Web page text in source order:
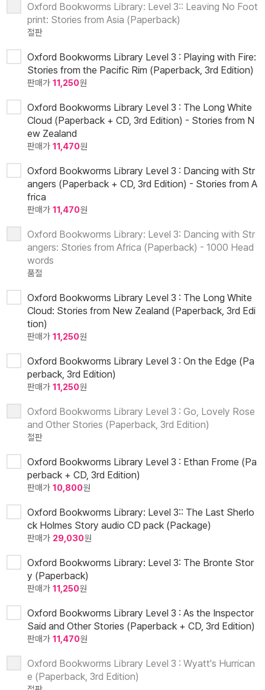
Oxford Bookworms Library: Level 3:: Leaving No Foot
print: Stories from Asia (Paperback)
절판
Oxford Bookworms Library Level 3 : Playing with Fire:
Stories from the Pacific Rim (Paperback, 3rd Edition)
판매가 11,250원
Oxford Bookworms Library Level 3 : The Long White
Cloud (Paperback + CD, 3rd Edition) - Stories from N
ew Zealand
판매가 11,470원
Oxford Bookworms Library Level 3 : Dancing with Str
angers (Paperback + CD, 3rd Edition) - Stories from A
frica
판매가 11,470원
Oxford Bookworms Library: Level 3: Dancing with Str
angers: Stories from Africa (Paperback) - 1000 Head
words
품절
Oxford Bookworms Library Level 3 : The Long White
Cloud: Stories from New Zealand (Paperback, 3rd Edi
tion)
판매가 11,250원
Oxford Bookworms Library Level 3 : On the Edge (Pa
perback, 3rd Edition)
판매가 11,250원
Oxford Bookworms Library Level 3 : Go, Lovely Rose
and Other Stories (Paperback, 3rd Edition)
절판
Oxford Bookworms Library Level 3 : Ethan Frome (Pa
perback + CD, 3rd Edition)
판매가 10,800원
Oxford Bookworms Library: Level 3:: The Last Sherlo
ck Holmes Story audio CD pack (Package)
판매가 29,030원
Oxford Bookworms Library: Level 3: The Bronte Stor
y (Paperback)
판매가 11,250원
Oxford Bookworms Library Level 3 : As the Inspector
Said and Other Stories (Paperback + CD, 3rd Edition)
판매가 11,470원
Oxford Bookworms Library Level 3 : Wyatt's Hurrican
e (Paperback, 3rd Edition)